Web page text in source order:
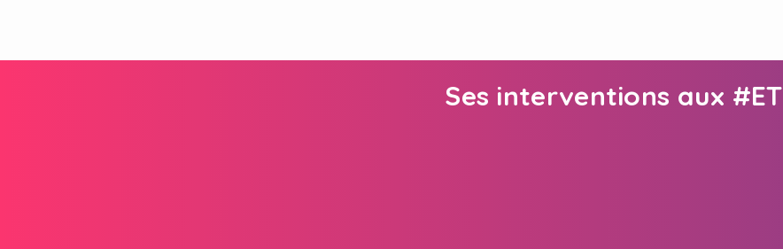
Ses interventions aux #ET